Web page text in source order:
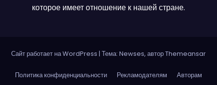
которое имеет отношение к нашей стране.
Сайт работает на WordPress | Тема: Newses, авторThemeansar
Политика конфиденциальности Рекламодателям Авторам